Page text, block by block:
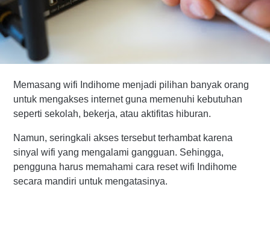
Memasang wifi Indihome menjadi pilihan banyak orang
untuk mengakses internet guna memenuhi kebutuhan
seperti sekolah, bekerja, atau aktifitas hiburan.
Namun, seringkali akses tersebut terhambat karena
sinyal wifi yang mengalami gangguan. Sehingga,
pengguna harus memahami cara reset wifi Indihome
secara mandiri untuk mengatasinya.